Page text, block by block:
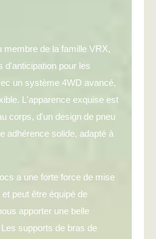
membre de la famille VRX,
d'anticipation pour les
un système 4WD avancé,
L'apparence exquise est
corps, d'un design de pneu
adhérence solide, adapté à
a une forte force de mise
peut être équipé de
apporter une belle
supports de bras de